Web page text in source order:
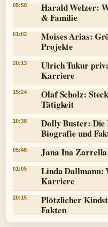
05:50
Harald Welzer:
& Familie
01:02
Moises Arias:
Projekte
20:13
Ulrich Tukur
Karriere
15:24
Olaf Scholz:
Tätigkeit
10:38
Dolly Buster: Die
Biografie und
05:46 Jana Ina
01:05
Linda Dallmann:
Karriere
20:15
Plötzlicher
Fakten